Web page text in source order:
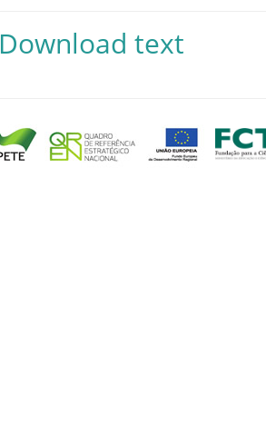
Download text